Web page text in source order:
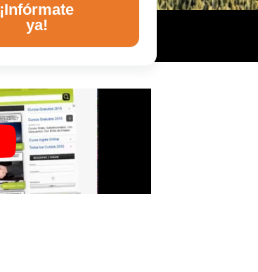
¡Infórmate
ya!